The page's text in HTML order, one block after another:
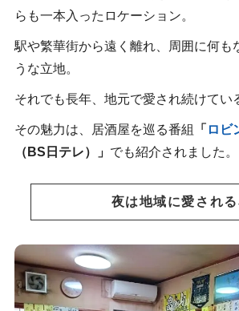
らも一本入ったロケーション。
駅や繁華街から遠く離れ、周囲に何も
うな立地。
それでも長年、地元で愛され続けてい
その魅力は、居酒屋を巡る番組 「 ロビ
（BS日テレ）」 でも紹介されました。
夜は地域に愛され